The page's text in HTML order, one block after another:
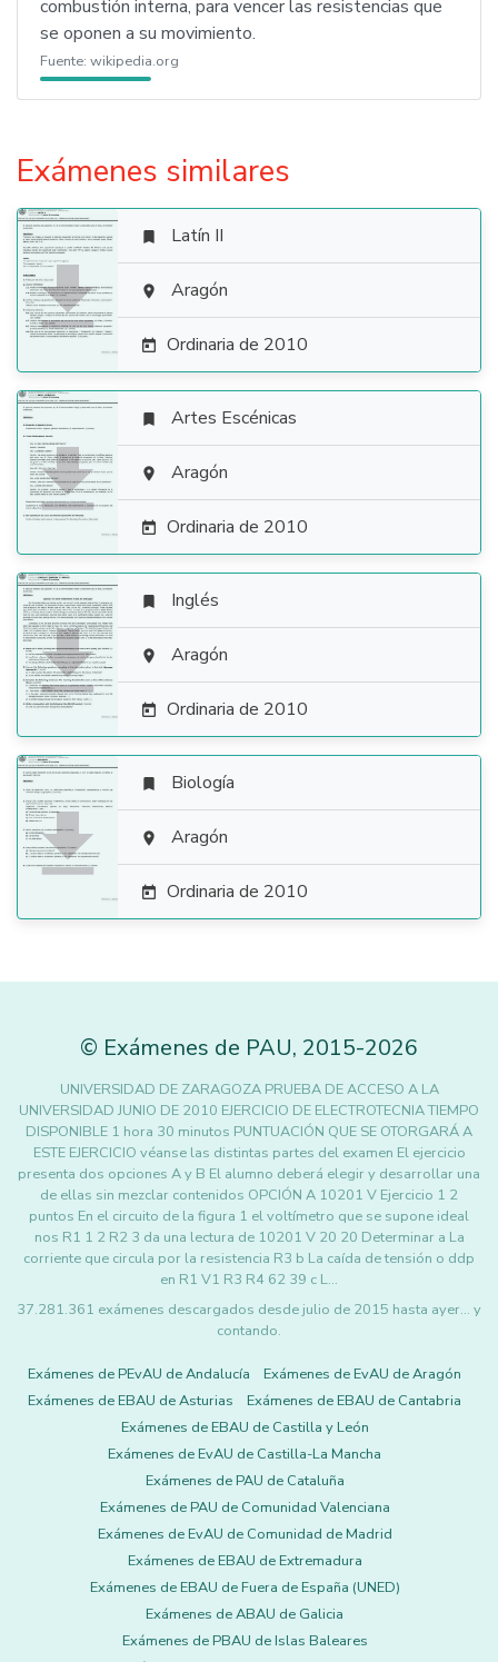
combustión interna, para vencer las resistencias que
se oponen a su movimiento.
Fuente: wikipedia.org
Exámenes similares

 Latín II
 Aragón
 Ordinaria de 2010

 Artes Escénicas
 Aragón
 Ordinaria de 2010

 Inglés
 Aragón
 Ordinaria de 2010

 Biología
 Aragón
 Ordinaria de 2010
© Exámenes de PAU, 2015-2026
UNIVERSIDAD DE ZARAGOZA PRUEBA DE ACCESO A LA
UNIVERSIDAD JUNIO DE 2010 EJERCICIO DE ELECTROTECNIA TIEMPO
DISPONIBLE 1 hora 30 minutos PUNTUACIÓN QUE SE OTORGARÁ A
ESTE EJERCICIO véanse las distintas partes del examen El ejercicio
presenta dos opciones A y B El alumno deberá elegir y desarrollar una
de ellas sin mezclar contenidos OPCIÓN A 10201 V Ejercicio 1 2
puntos En el circuito de la figura 1 el voltímetro que se supone ideal
nos R1 1 2 R2 3 da una lectura de 10201 V 20 20 Determinar a La
corriente que circula por la resistencia R3 b La caída de tensión o ddp
en R1 V1 R3 R4 62 39 c L…
37.281.361 exámenes descargados desde julio de 2015 hasta ayer... y
contando.
Exámenes de PEvAU de Andalucía
Exámenes de EvAU de Aragón
Exámenes de EBAU de Asturias
Exámenes de EBAU de Cantabria
Exámenes de EBAU de Castilla y León
Exámenes de EvAU de Castilla-La Mancha
Exámenes de PAU de Cataluña
Exámenes de PAU de Comunidad Valenciana
Exámenes de EvAU de Comunidad de Madrid
Exámenes de EBAU de Extremadura
Exámenes de EBAU de Fuera de España (UNED)
Exámenes de ABAU de Galicia
Exámenes de PBAU de Islas Baleares